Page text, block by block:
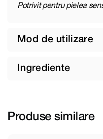
Potrivit pentru pielea
Mod de utilizare
Ingrediente
Produse similare